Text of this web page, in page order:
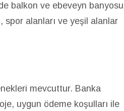
balkon ve ebeveyn banyosu
spor alanları ve yeşil alanlar
mevcuttur. Banka
uygun ödeme koşulları ile